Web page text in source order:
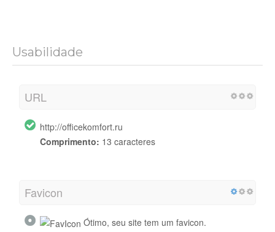
Usabilidade
URL
http://officekomfort.ru
Comprimento: 13 caracteres
Favicon
Ótimo, seu site tem um favicon.